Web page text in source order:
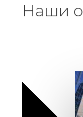
Наши